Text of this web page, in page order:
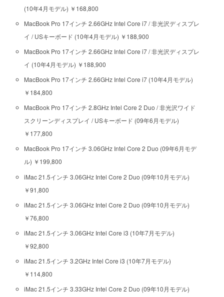
(10年4月モデル) ￥168,800
MacBook Pro 17インチ 2.66GHz Intel Core i7 / 非光沢ディスプレ
イ / USキーボード (10年4月モデル) ￥188,900
MacBook Pro 17インチ 2.66GHz Intel Core i7 / 非光沢ディスプレ
イ (10年4月モデル) ￥188,900
MacBook Pro 17インチ 2.66GHz Intel Core i7 (10年4月モデル)
￥184,800
MacBook Pro 17インチ 2.8GHz Intel Core 2 Duo / 非光沢ワイド
スクリーンディスプレイ / USキーボード (09年6月モデル)
￥177,800
MacBook Pro 17インチ 3.06GHz Intel Core 2 Duo (09年6月モデ
ル) ￥199,800
iMac 21.5インチ 3.06GHz Intel Core 2 Duo (09年10月モデル)
￥91,800
iMac 21.5インチ 3.06GHz Intel Core 2 Duo (09年10月モデル)
￥76,800
iMac 21.5インチ 3.06GHz Intel Core i3 (10年7月モデル)
￥92,800
iMac 21.5インチ 3.2GHz Intel Core i3 (10年7月モデル)
￥114,800
iMac 21.5インチ 3.33GHz Intel Core 2 Duo (09年10月モデル)